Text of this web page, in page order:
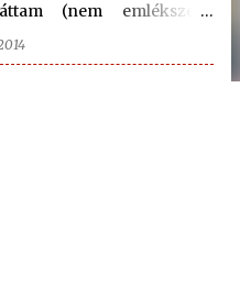
(nem emlékszem,
voltak különböző
borítást is. Bár az